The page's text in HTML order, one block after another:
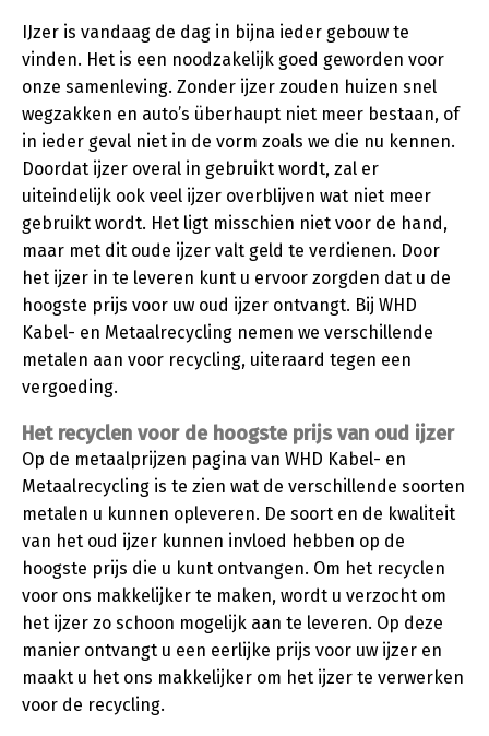
IJzer is vandaag de dag in bijna ieder gebouw te
vinden. Het is een noodzakelijk goed geworden voor
onze samenleving. Zonder ijzer zouden huizen snel
wegzakken en auto’s überhaupt niet meer bestaan, of
in ieder geval niet in de vorm zoals we die nu kennen.
Doordat ijzer overal in gebruikt wordt, zal er
uiteindelijk ook veel ijzer overblijven wat niet meer
gebruikt wordt. Het ligt misschien niet voor de hand,
maar met dit oude ijzer valt geld te verdienen. Door
het ijzer in te leveren kunt u ervoor zorgden dat u de
hoogste prijs voor uw oud ijzer ontvangt. Bij WHD
Kabel- en Metaalrecycling nemen we verschillende
metalen aan voor recycling, uiteraard tegen een
vergoeding.
Het recyclen voor de hoogste prijs van oud ijzer
Op de metaalprijzen pagina van WHD Kabel- en
Metaalrecycling is te zien wat de verschillende soorten
metalen u kunnen opleveren. De soort en de kwaliteit
van het oud ijzer kunnen invloed hebben op de
hoogste prijs die u kunt ontvangen. Om het recyclen
voor ons makkelijker te maken, wordt u verzocht om
het ijzer zo schoon mogelijk aan te leveren. Op deze
manier ontvangt u een eerlijke prijs voor uw ijzer en
maakt u het ons makkelijker om het ijzer te verwerken
voor de recycling.